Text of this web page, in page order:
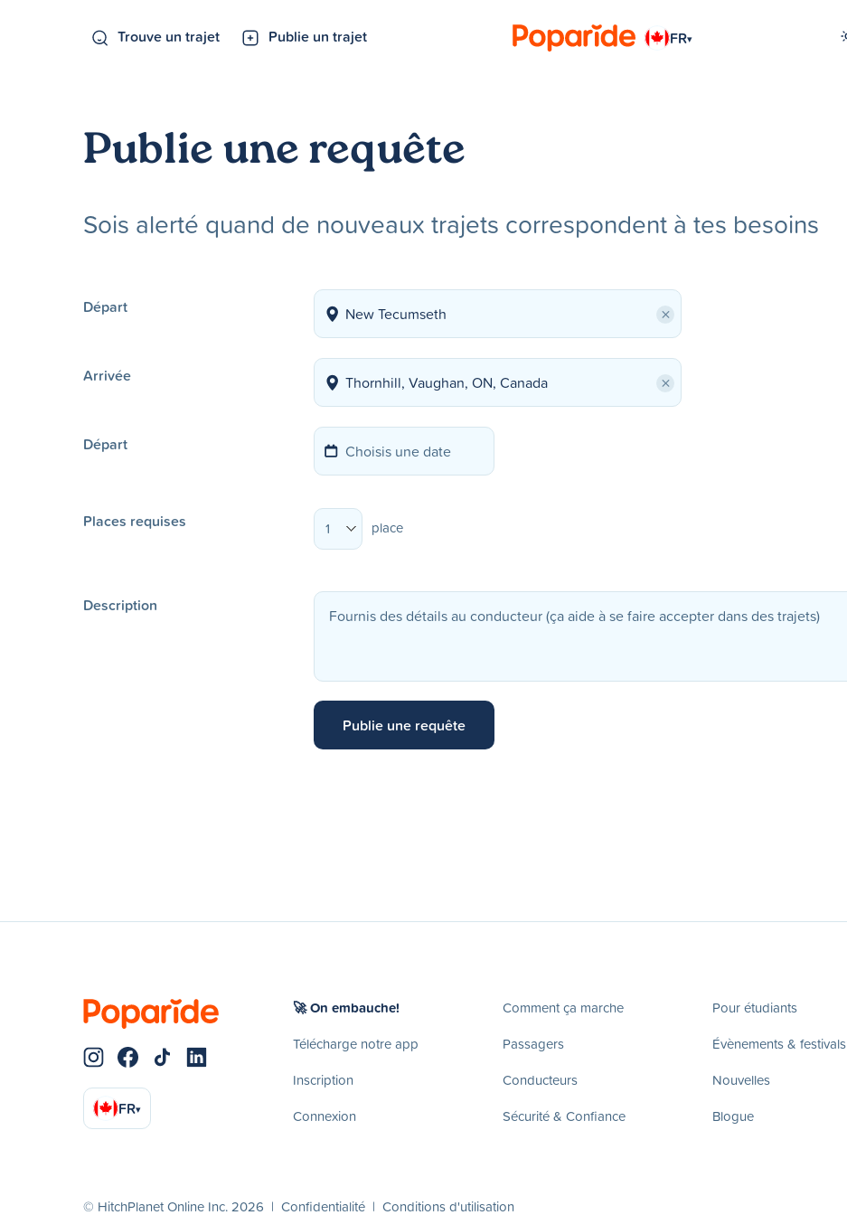
Trouve un trajet Publie un trajet FR▾
Publie une requête
Sois alerté quand de nouveaux trajets correspondent à tes besoins
Départ ×
Arrivée ×
Départ
Places requises 1 place
Description
FR▾
🚀 On embauche!
Télécharge notre app
Inscription
Connexion
Comment ça marche
Passagers
Conducteurs
Sécurité & Confiance
Pour étudiants
Évènements & festivals
Nouvelles
Blogue
© HitchPlanet Online Inc. 2026 | Confidentialité | Conditions d'utilisation